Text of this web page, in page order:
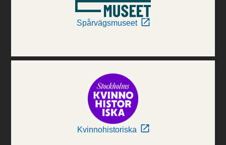
Spårvägsmuseet
Kvinnohistoriska